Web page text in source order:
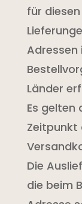
für
Adressen
Länder
Es gelten
Zeitpunkt
Die
die beim